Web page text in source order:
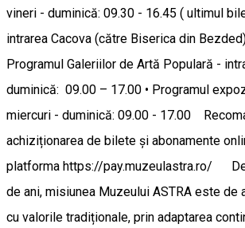
vineri - duminică: 09.30 - 16.45 ( ultimul
intrarea Cacova (către Biserica din
Programul Galeriilor de Artă Populară -
duminică: 09.00 – 17.00 • Programul
miercuri - duminică: 09.00 - 17.00
achiziționarea de bilete și abonamente
platforma https://pay.muzeulastra.ro/
de ani, misiunea Muzeului ASTRA este de
cu valorile tradiționale, prin adaptarea